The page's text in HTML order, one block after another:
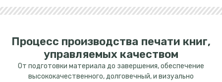
Процесс производства печати книг,
управляемых качеством
От подготовки материала до завершения, обеспечение
высококачественного, долговечный, и визуально